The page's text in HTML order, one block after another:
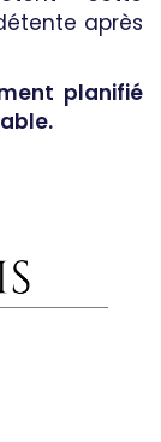
après
planifié